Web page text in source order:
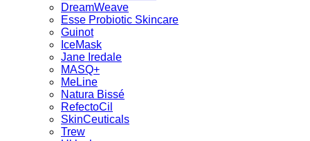
DreamWeave
Esse Probiotic Skincare
Guinot
IceMask
Jane Iredale
MASQ+
MeLine
Natura Bissé
RefectoCil
SkinCeuticals
Trew